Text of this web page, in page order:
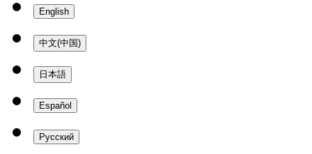
English
中文(中国)
日本語
Español
Русский